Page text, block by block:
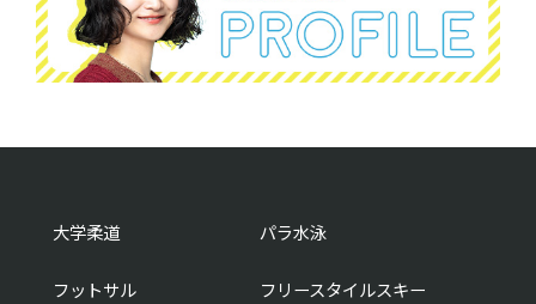
大学柔道 パラ水泳
フットサル フリースタイルスキー